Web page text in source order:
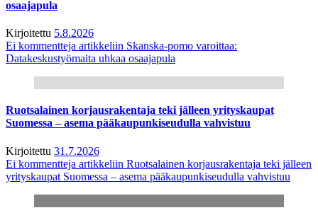
osaajapula
Kirjoitettu 5.8.2026
Ei kommentteja artikkeliin Skanska-pomo varoittaa:
Datakeskustyömaita uhkaa osaajapula
Ruotsalainen korjausrakentaja teki jälleen yrityskaupat
Suomessa – asema pääkaupunkiseudulla vahvistuu
Kirjoitettu 31.7.2026
Ei kommentteja artikkeliin Ruotsalainen korjausrakentaja teki jälleen
yrityskaupat Suomessa – asema pääkaupunkiseudulla vahvistuu